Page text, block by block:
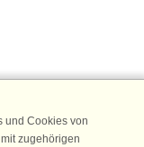
an
€ für Ihren nächsten
und Cookies von
zugehörigen